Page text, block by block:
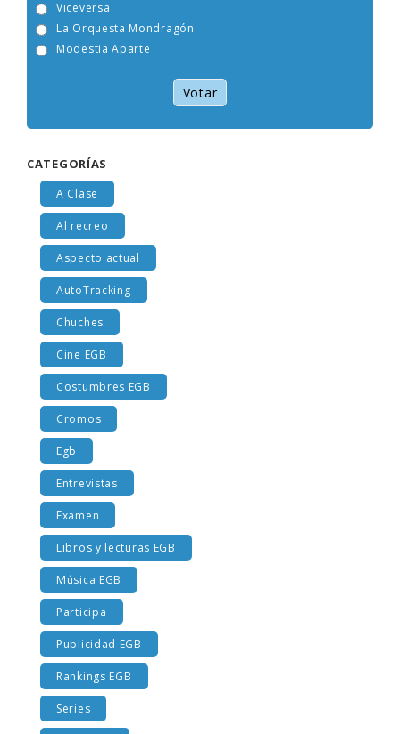
Viceversa
La Orquesta Mondragón
Modestia Aparte
Votar
CATEGORÍAS
A Clase
Al recreo
Aspecto actual
AutoTracking
Chuches
Cine EGB
Costumbres EGB
Cromos
Egb
Entrevistas
Examen
Libros y lecturas EGB
Música EGB
Participa
Publicidad EGB
Rankings EGB
Series